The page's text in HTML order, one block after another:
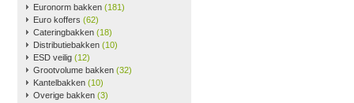
Euronorm bakken (181)
Euro koffers (62)
Cateringbakken (18)
Distributiebakken (10)
ESD veilig (12)
Grootvolume bakken (32)
Kantelbakken (10)
Overige bakken (3)